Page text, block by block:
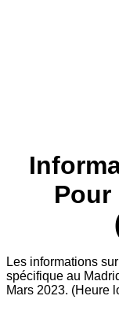
Pour
Les informations
spécifique au
Mars 2023. (Heure